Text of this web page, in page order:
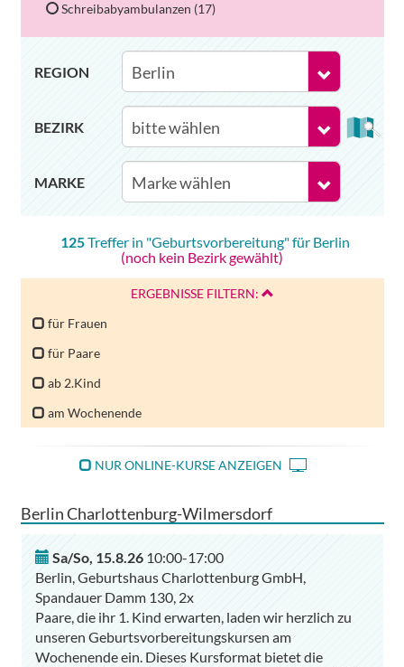
Schreibabyambulanzen (17)
REGION
BEZIRK
MARKE
125Treffer in "Geburtsvorbereitung" für Berlin
(noch kein Bezirk gewählt)
ERGEBNISSE FILTERN:
für Frauen
für Paare
ab 2.Kind
am Wochenende
NUR ONLINE-KURSE ANZEIGEN
Berlin Charlottenburg-Wilmersdorf
Sa/So, 15.8.26 10:00-17:00
Berlin, Geburtshaus Charlottenburg GmbH,
Spandauer Damm 130, 2x
Paare, die ihr 1. Kind erwarten, laden wir herzlich zu
unseren Geburtsvorbereitungskursen am
Wochenende ein. Dieses Kursformat bietet die